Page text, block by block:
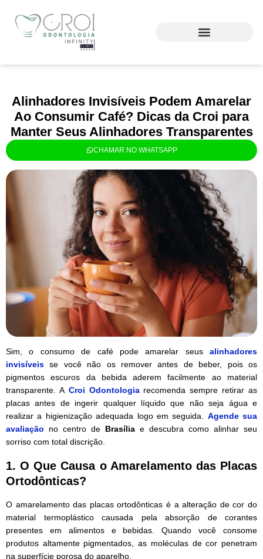
Alinhadores Invisíveis Podem Amarelar
Ao Consumir Café? Dicas da Croi para
Manter Seus Alinhadores Transparentes
CHAMAR NO WHATSAPP
Sim, o consumo de café pode amarelar seus alinhadores
invisíveis se você não os remover antes de beber, pois os
pigmentos escuros da bebida aderem facilmente ao material
transparente. A Croi Odontologiarecomenda sempre retirar as
placas antes de ingerir qualquer líquido que não seja água e
realizar a higienização adequada logo em seguida. Agende sua
avaliação no centro de Brasília e descubra como alinhar seu
sorriso com total discrição.
1. O Que Causa o Amarelamento das Placas
Ortodônticas?
O amarelamento das placas ortodônticas é a alteração de cor do
material termoplástico causada pela absorção de corantes
presentes em alimentos e bebidas. Quando você consome
produtos altamente pigmentados, as moléculas de cor penetram
na superfície porosa do aparelho.